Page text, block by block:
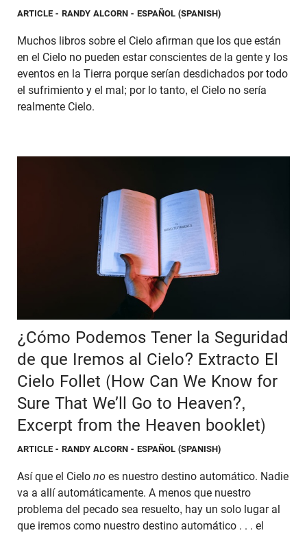
ARTICLE - RANDY ALCORN - ESPAÑOL (SPANISH)
Muchos libros sobre el Cielo afirman que los que están
en el Cielo no pueden estar conscientes de la gente y los
eventos en la Tierra porque serían desdichados por todo
el sufrimiento y el mal; por lo tanto, el Cielo no sería
realmente Cielo.
¿Cómo Podemos Tener la Seguridad
de que Iremos al Cielo? Extracto El
Cielo Follet (How Can We Know for
Sure That We’ll Go to Heaven?,
Excerpt from the Heaven booklet)
ARTICLE - RANDY ALCORN - ESPAÑOL (SPANISH)
Así que el Cielo no es nuestro destino automático. Nadie
va a allí automáticamente. A menos que nuestro
problema del pecado sea resuelto, hay un solo lugar al
que iremos como nuestro destino automático . . . el